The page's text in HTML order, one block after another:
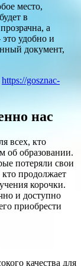
место,
в
а
удобно и
документ,
https://gosznac-
нас
всех, кто
об образовании.
потеряли свои
кто продолжает
корочки.
и доступно
приобрести
качества для